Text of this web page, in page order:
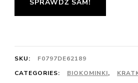
SPRAWDŹ SAM!
SKU:
F0797DE62189
CATEGORIES:
BIOKOMINKI,